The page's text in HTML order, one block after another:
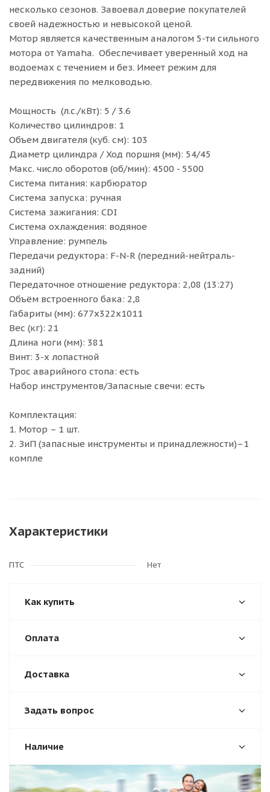
несколько сезонов. Завоевал доверие покупателей
своей надежностью и невысокой ценой.
Мотор является качественным аналогом 5-ти сильного
мотора от Yamaha. Обеспечивает уверенный ход на
водоемах с течением и без. Имеет режим для
передвижения по мелководью.
Мощность (л.с./кВт): 5 / 3.6
Количество цилиндров: 1
Объем двигателя (куб. см): 103
Диаметр цилиндра / Ход поршня (мм): 54/45
Макс. число оборотов (об/мин): 4500 - 5500
Система питания: карбюратор
Система запуска: ручная
Система зажигания: CDI
Система охлаждения: водяное
Управление: румпель
Передачи редуктора: F-N-R (передний-нейтраль-
задний)
Передаточное отношение редуктора: 2,08 (13:27)
Объём встроенного бака: 2,8
Габариты (мм): 677х322х1011
Вес (кг): 21
Длина ноги (мм): 381
Винт: 3-х лопастной
Трос аварийного стопа: есть
Набор инструментов/Запасные свечи: есть
Комплектация:
1. Мотор – 1 шт.
2. ЗиП (запасные инструменты и принадлежности)–1
компле
Характеристики
ПТС Нет
Как купить
Оплата
Доставка
Задать вопрос
Наличие